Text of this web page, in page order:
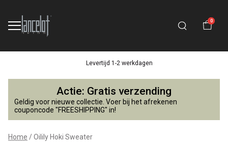
0
Levertijd 1-2 werkdagen
Oilily
Hoki
Sweater
Actie: Gratis verzending
Geldig voor nieuwe collectie. Voer bij het afrekenen
couponcode "FREESHIPPING" in!
Home Oilily Hoki Sweater